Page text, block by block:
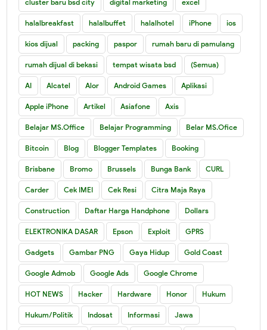
cluster baru bsd city digital marketing excel
halalbreakfast halalbuffet halalhotel iPhone ios
kios dijual packing paspor rumah baru di pamulang
rumah dijual di bekasi tempat wisata bsd (Semua)
AI Alcatel Alor Android Games Aplikasi
Apple iPhone Artikel Asiafone Axis
Belajar MS.Office Belajar Programming Belar MS.Ofice
Bitcoin Blog Blogger Templates Booking
Brisbane Bromo Brussels Bunga Bank CURL
Carder Cek IMEI Cek Resi Citra Maja Raya
Construction Daftar Harga Handphone Dollars
ELEKTRONIKA DASAR Epson Exploit GPRS
Gadgets Gambar PNG Gaya Hidup Gold Coast
Google Admob Google Ads Google Chrome
HOT NEWS Hacker Hardware Honor Hukum
Hukum/Politik Indosat Informasi Jawa